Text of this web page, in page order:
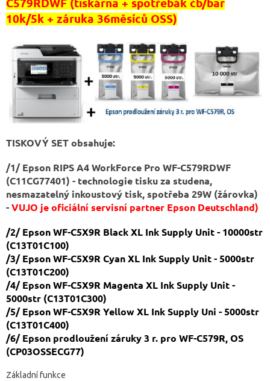
10k/5k + záruka 36měsíců OSS)
TISKOVÝ SET obsahuje:
/1/ Epson RIPS A4 WorkForce Pro WF-C579RDWF
(C11CG77401) - technologie tisku za studena,
nesmazatelný inkoustový tisk, spotřeba 29W (žárovka)
-VUJO je oficiální servisní partner Epson Deutschland)
/2/ Epson WF-C5X9R Black XL Ink Supply Unit - 10000str
(C13T01C100)
/3/ Epson WF-C5X9R Cyan XL Ink Supply Unit - 5000str
(C13T01C200)
/4/ Epson WF-C5X9R Magenta XL Ink Supply Unit -
5000str (C13T01C300)
/5/ Epson WF-C5X9R Yellow XL Ink Supply Uni - 5000str
(C13T01C400)
/6/ Epson prodloužení záruky 3 r. pro WF-C579R, OS
(CP03OSSECG77)
Základní funkce